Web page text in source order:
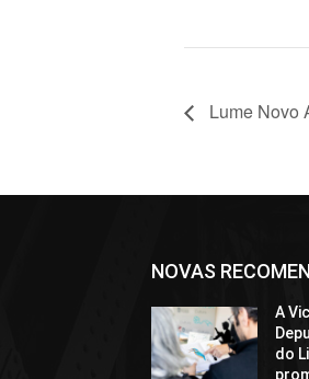
Lume Novo
NOVAS
A
do